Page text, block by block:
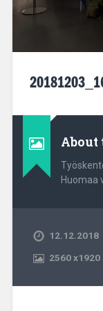
About
Huomaa
12.12.2018
2560x1920